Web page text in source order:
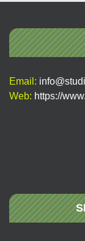
Email:
Web: https://